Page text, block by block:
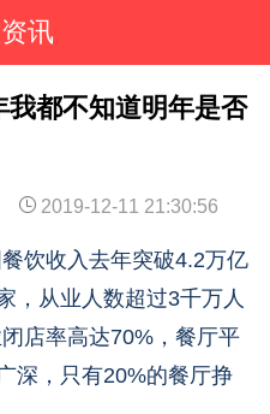
讯
都不知道明年是否
2019-12-11 21:30:56
饮收入去年突破4.2万亿
，从业人数超过3千万人
店率高达70%，餐厅平
深，只有20%的餐厅挣